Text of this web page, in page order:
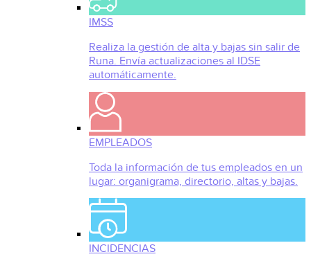
IMSS
Realiza la gestión de alta y bajas sin salir de
Runa. Envía actualizaciones al IDSE
automáticamente.
EMPLEADOS
Toda la información de tus empleados en un
lugar: organigrama, directorio, altas y bajas.
INCIDENCIAS